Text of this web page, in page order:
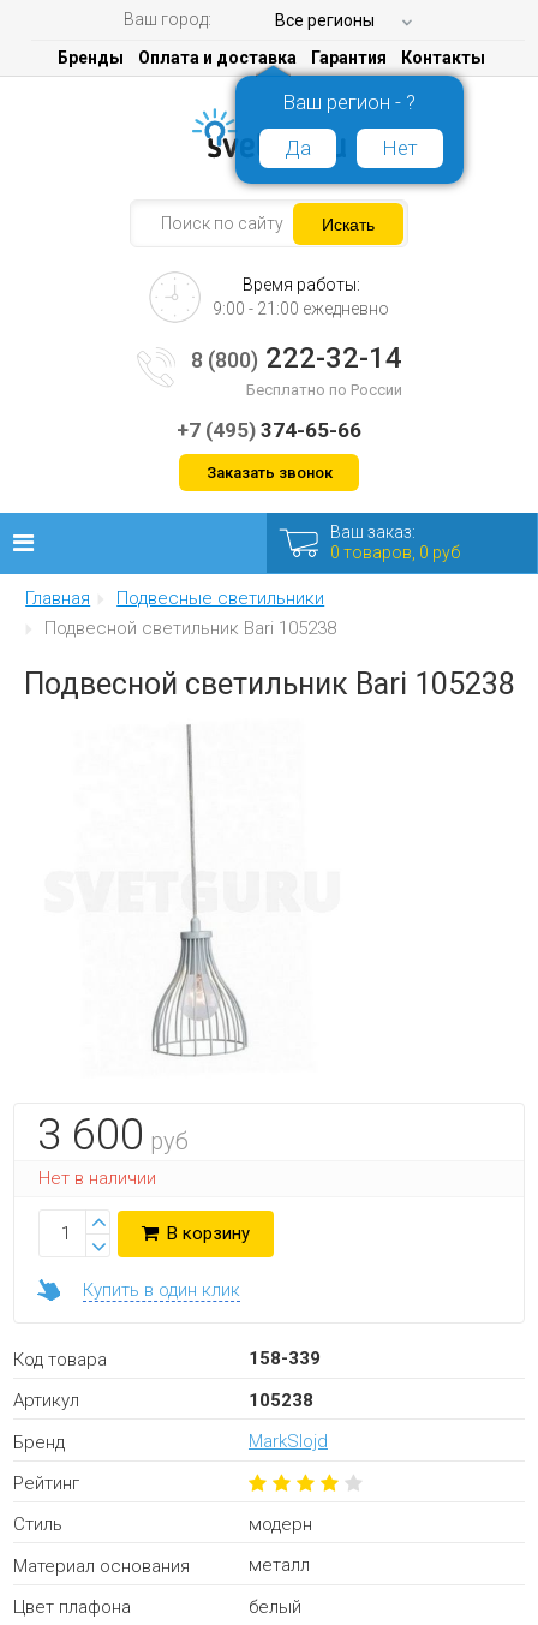
Ваш город: Все регионы
Ваш регион - ?
Да
Нет
Бренды Оплата и доставка Гарантия Контакты
Время работы:
9:00 - 21:00 ежедневно
8 (800) 222-32-14
Бесплатно по России
+7 (495) 374-65-66
Заказать звонок
Люстры
Интерьерные
Распродажа
Ваш заказ:
0 товаров, 0 руб
Главная
Подвесные светильники
Подвесной светильник Bari 105238
Подвесной светильник Bari 105238
3 600 руб
Нет в наличии
В корзину
Купить в один клик
Код товара
158-339
Артикул
105238
Бренд
MarkSlojd
Рейтинг
Стиль
модерн
Материал основания
металл
Цвет плафона
белый